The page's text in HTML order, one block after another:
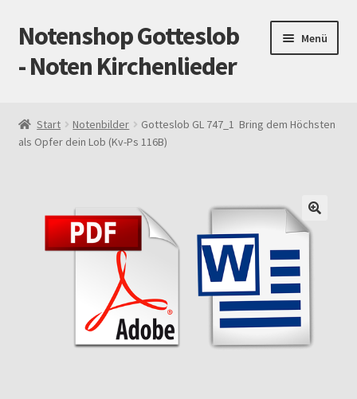
Zur
Navigation
springen
Zum
Inhalt
springen
Notenshop Gotteslob
- Noten Kirchenlieder
Menü
AGB
Cookie-Richtlinie (EU)
Gotteslob alt / neu
Start Notenbilder
Gotteslob GL 747_1 Bring dem Höchsten
als Opfer dein Lob (Kv-Ps 116B)